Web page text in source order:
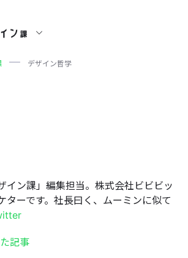
学
デザイン哲学
イン課」編集担当。株式会社ビビビッ
ターです。社長曰く、ムーミンに似て
記事